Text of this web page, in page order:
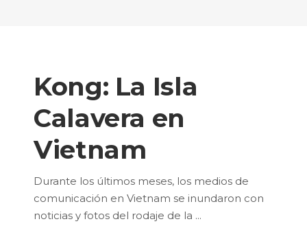
Kong: La Isla
Calavera en
Vietnam
Durante los últimos meses, los medios de
comunicación en Vietnam se inundaron con
noticias y fotos del rodaje de la